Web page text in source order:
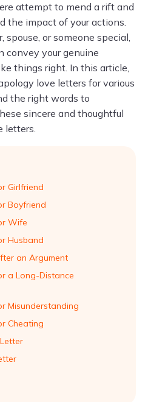
attempt to mend a rift and
the impact of your actions.
or someone special,
convey your genuine
things right. In this article,
love letters for various
the right words to
sincere and thoughtful
letters.
Girlfriend
Boyfriend
Wife
Husband
an Argument
a Long-Distance
Misunderstanding
Cheating